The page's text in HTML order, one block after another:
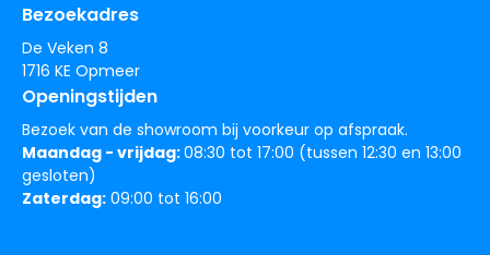
Bezoekadres
De Veken 8
1716 KE Opmeer
Openingstijden
Bezoek van de showroom bij voorkeur op afspraak.
Maandag - vrijdag:08:30 tot 17:00 (tussen 12:30 en 13:00
gesloten)
Zaterdag: 09:00 tot 16:00